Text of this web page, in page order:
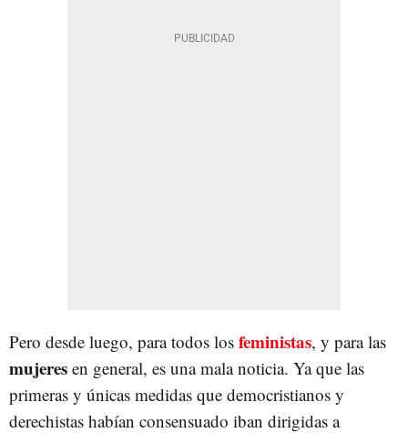
Pero desde luego, para todos los feministas, y para las
mujeres en general, es una mala noticia. Ya que las
primeras y únicas medidas que democristianos y
derechistas habían consensuado iban dirigidas a